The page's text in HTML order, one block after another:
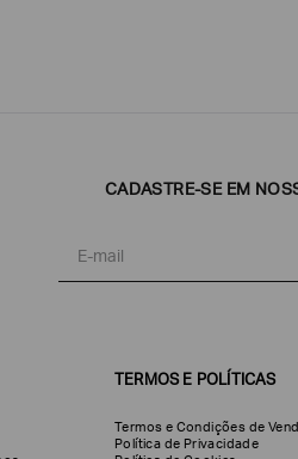
CADASTRE-SE EM
TERMOS E POLÍTICAS
Termos e Condições de
Política de Privacidade
Masculinos